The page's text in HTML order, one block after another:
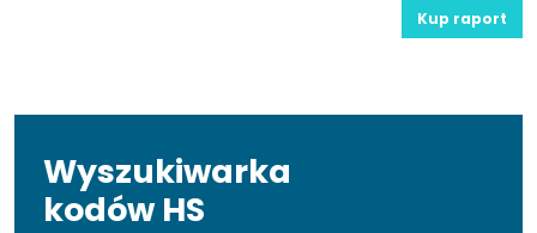
Kup raport
Wyszukiwarka
kodów HS